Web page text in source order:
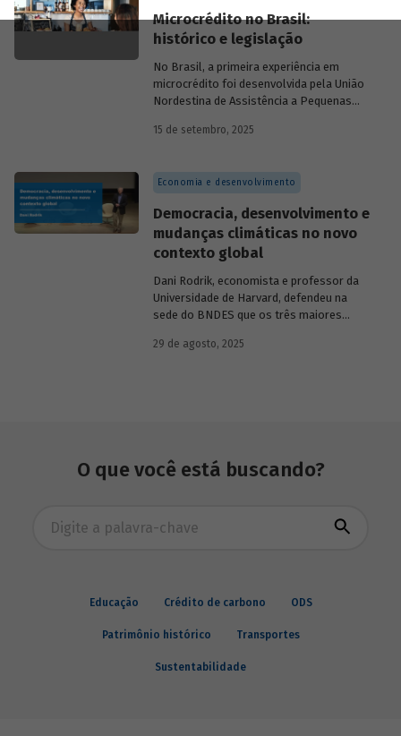
climática. Para exercer esse papel, no
entanto, são necessárias sólidas fontes
de recursos.
Microcrédito no Brasil:
histórico e legislação
No Brasil, a primeira experiência em
microcrédito foi desenvolvida pela União
Nordestina de Assistência a Pequenas
e Salvador (BA). Conhecida como
unidades da Rede Ceape e do Banco da
microempreendedores. Essas instituições
eram afiliadas a redes internacionais, tais
como: Acción Internacional, Banco
(BID), Inter-American Foundation e
Women’s World Banking.
15 de setembro, 2025
Economia e desenvolvimento
Democracia, desenvolvimento e
mudanças climáticas no novo
contexto global
Dani Rodrik, economista e professor da
Universidade de Harvard, defendeu na
sede do BNDES que os três maiores
restauração da classe média e redução da
29 de agosto, 2025
O que você está buscando?
Educação Crédito de carbono ODS
Patrimônio histórico Transportes
Sustentabilidade